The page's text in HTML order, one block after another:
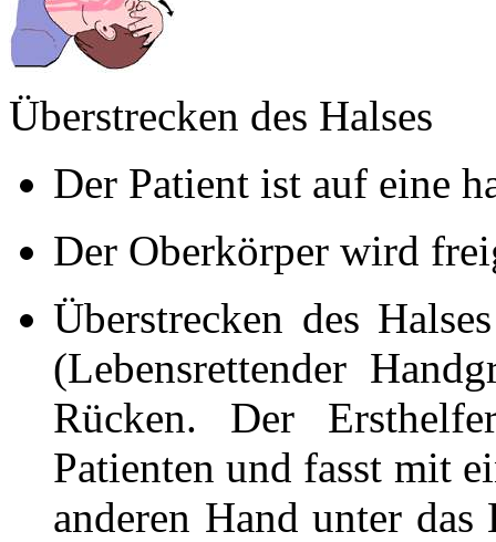
Überstrecken des Halses
Der Patient ist auf eine
Der Oberkörper wird
Überstrecken des
(Lebensrettender
Rücken. Der
Patienten und fasst mit
anderen Hand unter